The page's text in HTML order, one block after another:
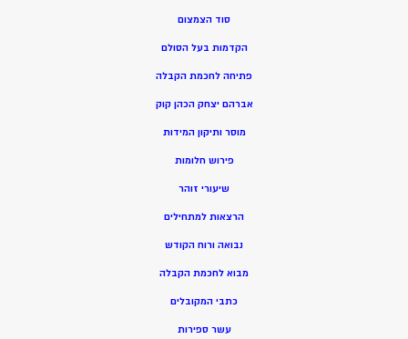
סוד הצמצום
הקדמות בעל הסולם
פתיחה לחכמת הקבלה
אברהם יצחק הכהן קוק
מוסר ותיקון המידות
פירוש חלומות
שיעורי זוהר
הרצאות למתחילים
נבואה ורוח הקודש
מבוא לחכמת הקבלה
כתבי המקובלים
עשר ספירות